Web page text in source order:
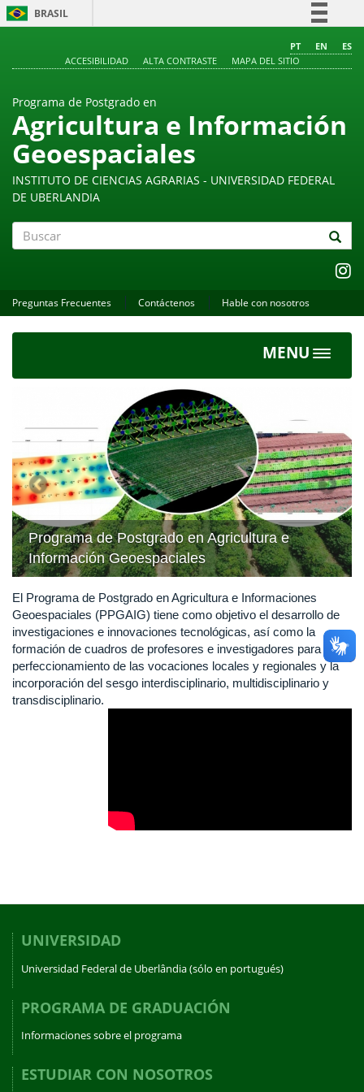
BRASIL
Comunica BR
Acesso à informação
Legislação
PT EN
ES
ACCESIBILIDAD
ALTA CONTRASTE MAPA DEL SITIO
Programa de Postgrado en
Agricultura e Información
Geoespaciales
INSTITUTO DE CIENCIAS AGRARIAS - UNIVERSIDAD FEDERAL
DE UBERLANDIA
Preguntas Frecuentes Contáctenos Hable con nosotros
MENU
Toggle
Programa de Postgrado en Agricultura e
Información Geoespaciales
El Programa de Postgrado en Agricultura e Informaciones
Geoespaciales (PPGAIG) tiene como objetivo el desarrollo de
investigaciones e innovaciones tecnológicas, así como la
formación de cuadros de profesores e investigadores para el
perfeccionamiento de las vocaciones locales y regionales y la
incorporación del sesgo interdisciplinario, multidisciplinario y
transdisciplinario.
UNIVERSIDAD
Universidad Federal de Uberlândia (sólo en portugués)
PROGRAMA DE GRADUACIÓN
Informaciones sobre el programa
ESTUDIAR CON NOSOTROS